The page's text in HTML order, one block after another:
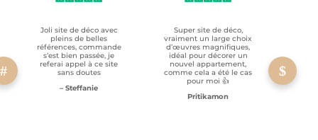
Joli site de déco avec
pleins de belles
références, commande
s’est bien passée, je
referai appel à ce site
sans doutes
– Steffanie
Super site de déco,
vraiment un large choix
d’œuvres magnifiques,
idéal pour décorer un
nouvel appartement,
comme cela a été le cas
pour moi 👍
Pritikamon